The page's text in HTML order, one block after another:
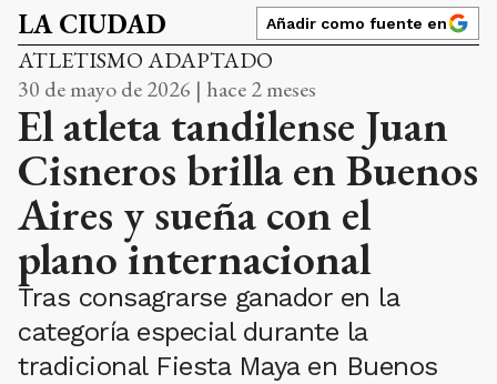
LA CIUDAD Añadir como fuente en
ATLETISMO ADAPTADO
30 de mayo de 2026 | hace 2 meses
El atleta tandilense Juan
Cisneros brilla en Buenos
Aires y sueña con el
plano internacional
Tras consagrarse ganador en la
categoría especial durante la
tradicional Fiesta Maya en Buenos